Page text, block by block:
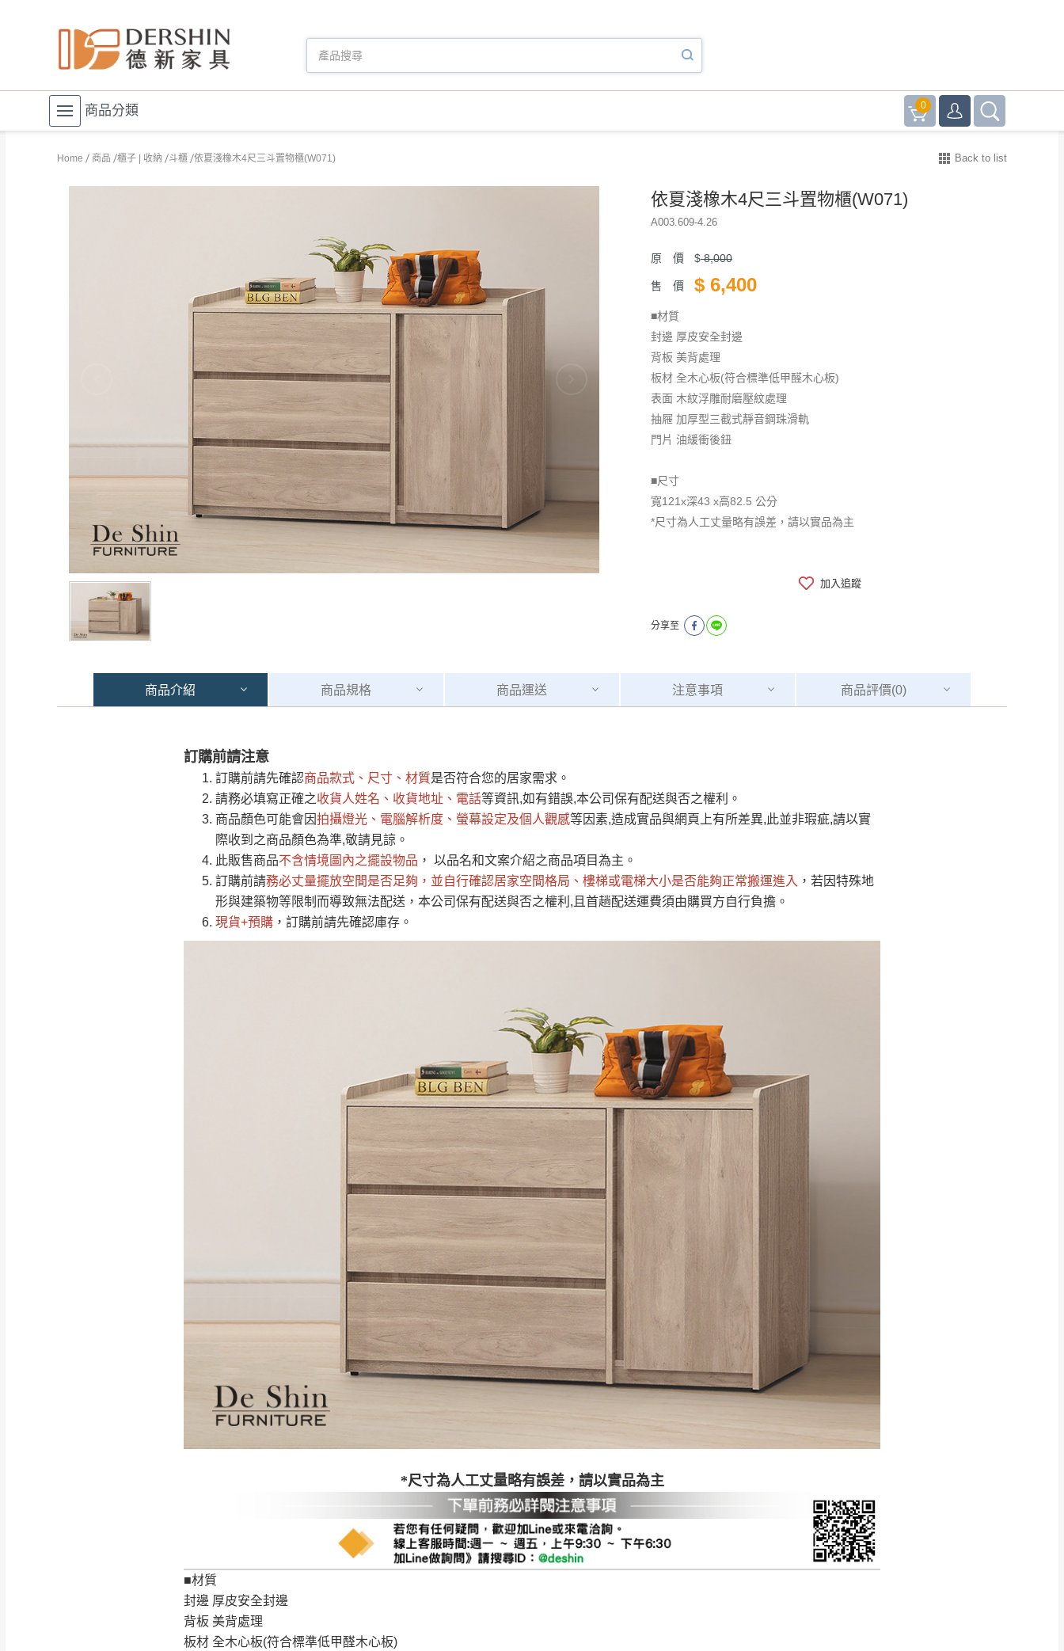
商品分類 0
Home 商品 櫃子 | 收納 斗櫃 依夏淺橡木4尺三斗置物櫃(W071) Back to list
依夏淺橡木4尺三斗置物櫃(W071)
A003.609-4.26
原 價 $8,000
售 價 $ 6,400
■材質
封邊 厚皮安全封邊
背板 美背處理
板材 全木心板(符合標準低甲醛木心板)
表面 木紋浮雕耐磨壓紋處理
抽屜 加厚型三截式靜音鋼珠滑軌
門片 油緩衝後鈕
■尺寸
寬121x深43 x高82.5 公分
*尺寸為人工丈量略有誤差，請以實品為主
加入追蹤
分享至
商品介紹 商品規格 商品運送 注意事項 商品評價(0)
訂購前請注意
訂購前請先確認商品款式、尺寸、材質是否符合您的居家需求。
請務必填寫正確之收貨人姓名、收貨地址、電話等資訊,如有錯誤,本公司保有配送與否之權利。
商品顏色可能會因拍攝燈光、電腦解析度、螢幕設定及個人觀感等因素,造成實品與網頁上有所差異,此並非瑕疵,請以實
際收到之商品顏色為準,敬請見諒。
此販售商品不含情境圖內之擺設物品 ， 以品名和文案介紹之商品項目為主。
訂購前請務必丈量擺放空間是否足夠 ，並自行確認居家空間格局、 樓梯或電梯大小是否能夠正常搬運進入 ，若因特殊地
形與建築物等限制而導致無法配送，本公司保有配送與否之權利,且首趟配送運費須由購買方自行負擔。
現貨+預購 ，訂購前請先確認庫存。
*尺寸為人工丈量略有誤差，請以實品為主
■材質
封邊 厚皮安全封邊
背板 美背處理
板材 全木心板(符合標準低甲醛木心板)
運 費 說 明
運送地區
桃園
＊A108產品另收運費
復興鄉
峨眉鄉、五峰鄉、橫山、北埔鄉、尖石
雙溪、貢寮、烏來、平溪、九份、石
門、林口 下福里、新店山區、三峽山區、
石碇、坪林、福隆、淡水山區、北投湖山
$ 9,000以上：免運費
$ 9,000以下：NT$500元
＊A108產品另收運費
$ 9,000以上：免運費
$ 9,000以下：NT$500元
＊A108產品另收運費
卓蘭鎮、三灣、通霄山區、西湖、泰安
鄉、大湖鄉、頭屋、獅潭鄉
配送天數：5~14天
到貨時間：指定送貨日當天以電話聯絡確認
｜周（一）配送部門固定公休無送貨｜
彰化、南投、雲林、嘉義、台南、高雄、屏東、宜蘭、 花蓮、台東、金門、馬祖、澎湖地區
@dershin）
注意事項：
由於品項繁多，網頁無法及時更新，如有需要購買商品，請於出發前來電或到「官方Line客服」來信確
認商品是否有「現貨」與 「金額」。
若商品價格或庫存有異常，商家有權取消訂單。
接單後二日內(不含例假日)，我們客服會與您電話聯絡或E-Mail通知確認訂單。
（線上客服 LINE → @dershin）
下單前先詢問是否現貨，若未詢問下單後無現貨我們客服會再來電或E-Mail與您聯絡
（洽詢方式請搜尋 Line ID →
苗栗至基隆；其它地區暫不開放，如因特殊地型限制(山區、鄉、鎮、村)、樓梯太小、無法搬運上樓等因
保護物流人員的工作安全，賣家無提供吊掛服務，若需以吊車或其他的吊掛方式吊運，費用將由買方自
因大型傢俱有組裝、配送的問題，並非一般快速到貨商品，無法指定特定時間送達，司機當天到貨前皆
會再與您通知，讓你不用整天在家等貨，以節省您的寶貴時間。
由於百貨公司配送較為不易，故暫無法配送至百貨公司內部。
若您選擇三聯式或索取兩聯式發票，發票將於商品完成出貨15個工作天另行寄出，另外約加上2~7個工作天內
送達，如遇國定假日將順延寄送。
退換貨說明：
若收到不良品，請於到貨日起七日內通知本公司客服人員，我們將為您更換新品，運費皆由本站負責，
所有退回及換貨之商品必須是全新狀態且完整包裝，床墊、床包、枕頭類產品需為未拆封狀態(請保持商
品、附件、包裝、廠商紙及所有附隨文件或資料之完整性)，若未依照上述方式處理，恕無法接受退貨。
由於透過電腦螢幕選購商品，可能會因個人電腦螢幕的設定色差或解析度等因素， 與實際商品的顏色、
質感稍有不同，如因此而需退換貨，需自付來回運費及人資成本，請您訂購前詳加確認。(包含商品尺寸
是否合適)。
訂購前請確認商品尺寸，大型物件因為人工丈量，難免會有些許誤差值(約正負0.5CM) 詳細尺寸以實品
為主。
非因本公司問題而需退換貨，請於收到貨7日內通知客服人員(Line@ ID：
狀態與完整包裝。鑑賞期間若發生非本司因素致使之汙損破壞，恕無法辦理退換貨。
台北市、新北市地區固定每周(三)、(日)兩天收送貨，敬請見諒！
本公司部份商品無維修服務，超過7日鑑賞期，商品使用年限，因客人使用習慣、居家環境不同。若屬人
為因素導致商品損壞、零件短缺，則維修、搬運費用，需由消費者自行吸收(另事先與消費者報價，消費
到貨7日內為鑑賞期(注意:鑑賞期非試用期)，若非商品品質瑕疵問題於鑑賞期內退貨之情形，我們需酌收
退貨運費。
如欲放置營業場所及公開場合之商品則無享有商品一年保固之服務。
全部 依評論高至低排列 依評論低至高排列 只顯示附上圖片